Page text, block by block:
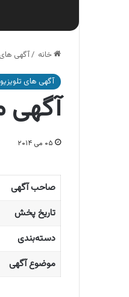
خانه /آگهی های
آگهی های
آگهی
۰۵ می ۲۰۱۴
صاحب آگهی
تاریخ پخش
دسته‌بندی
موضوع آگهی